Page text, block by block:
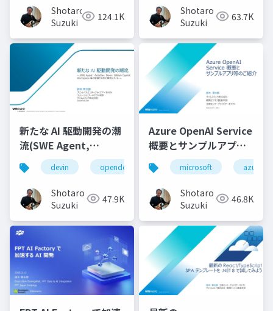
Shotaro
Suzuki
124.1K
Shotaro
Suzuki
63.7K
新たな AI 駆動開発の潮
流(SWE Agent,
AutoDev,Devin,
GitHub Copilot
Workspace等)
devin opendevin azure autodev
Shotaro
Suzuki
47.9K
Azure OpenAI Service
概要とサンプルアプリ
等のご紹介
microsoft azure
Shotaro
Suzuki
46.8K